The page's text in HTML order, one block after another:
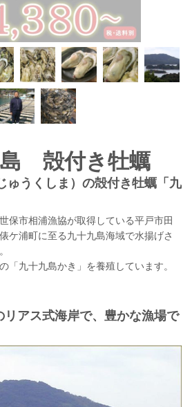
殻付き牡蠣
ゅうくしま）の殻付き牡蠣「九
保市相浦漁協が取得している平戸市田
ケ浦町に至る九十九島海域で水揚げさ
「九十九島かき」を養殖しています。
リアス式海岸で、豊かな漁場で